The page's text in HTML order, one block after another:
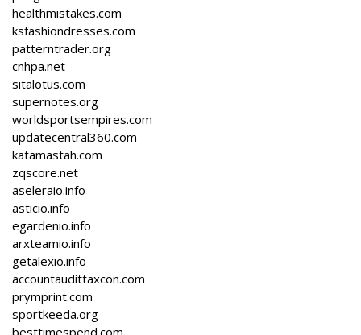
healthmistakes.com
ksfashiondresses.com
patterntrader.org
cnhpa.net
sitalotus.com
supernotes.org
worldsportsempires.com
updatecentral360.com
katamastah.com
zqscore.net
aseleraio.info
asticio.info
egardenio.info
arxteamio.info
getalexio.info
accountaudittaxcon.com
prymprint.com
sportkeeda.org